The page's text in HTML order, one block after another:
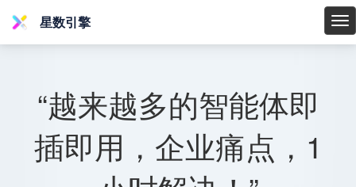
星
星数引擎
“越来越多的智能体即
插即用，企业痛点，1